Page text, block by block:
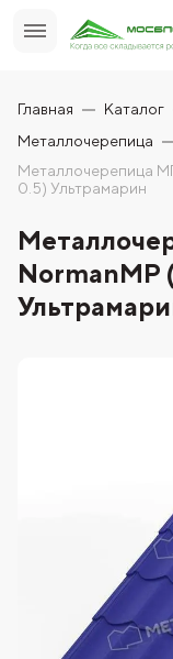
Главная Каталог
Металлочерепица
Металлочерепица
0.5) Ультрамарин
NormanMP